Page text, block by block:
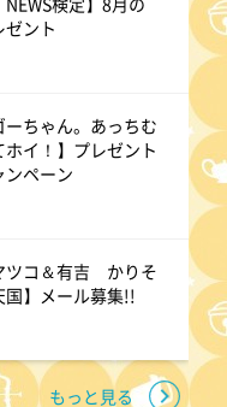
ルダディ #2
ドラマ初主演作
る気はない」と言
様がなぜか溺愛し
ゼント
ーちゃん。あっちむ
ホイ！】プレゼント
ンペーン
ツコ＆有吉 かりそ
国】メール募集!!
もっと見る